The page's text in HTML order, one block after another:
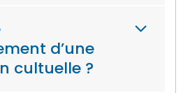
d’une
cultuelle ?